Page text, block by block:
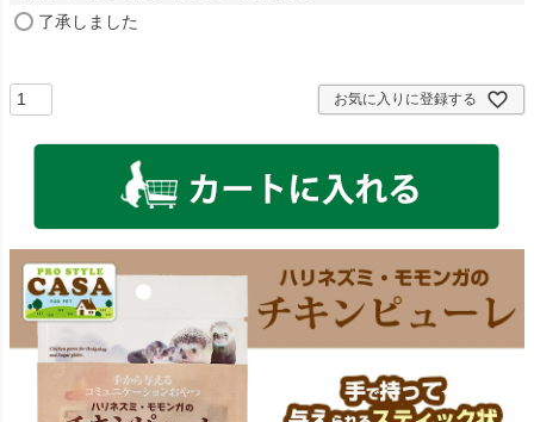
了承しました
お気に入りに登録する